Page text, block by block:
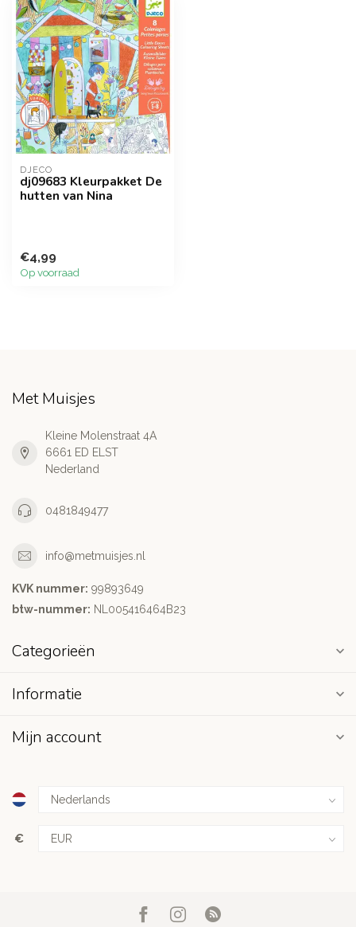
DJECO
dj09683 Kleurpakket De
hutten van Nina
€4,99
Op voorraad
Met Muisjes
Kleine Molenstraat 4A
6661 ED ELST
Nederland
0481849477
info@metmuisjes.nl
KVK nummer: 99893649
btw-nummer: NL005416464B23
Categorieën
Informatie
Mijn account
€